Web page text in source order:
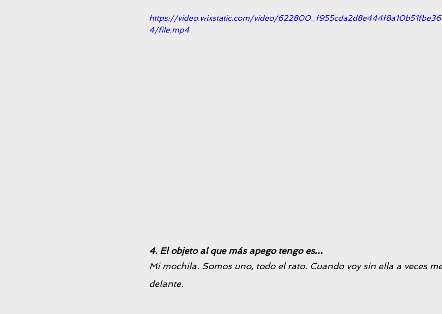
https://video.wixstatic.com/video/
4/file.mp4
4. El objeto al que más apego tengo es…
Mi mochila. Somos uno, todo el rato. Cuando voy sin ella a veces
delante.